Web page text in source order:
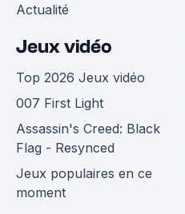
Actualité
Jeux vidéo
Top 2026 Jeux vidéo
007 First Light
Assassin's Creed: Black
Flag - Resynced
Jeux populaires en ce
moment